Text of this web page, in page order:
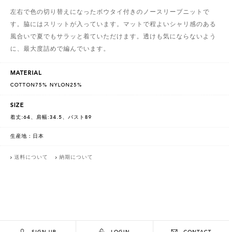
左右で色の切り替えになったボウタイ付きのノースリーブニットで
す。脇にはスリットが入っています。マットで程よいシャリ感のある
風合いで夏でもサラッと着ていただけます。透けも気にならないよう
に、最大度詰めで編んでいます。
MATERIAL
COTTON75% NYLON25%
SIZE
着丈:64、肩幅:34.5、バスト89
生産地：日本
送料について 納期について